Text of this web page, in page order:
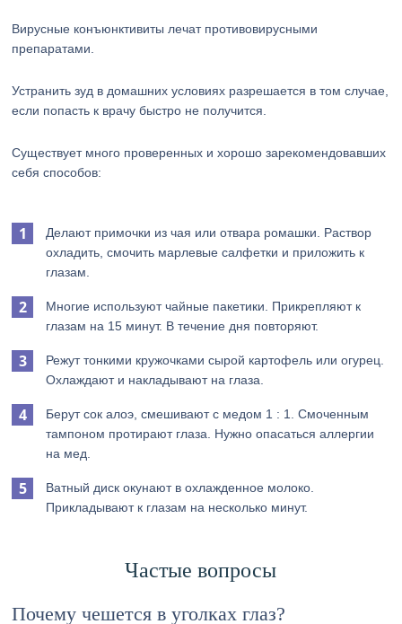
Вирусные конъюнктивиты лечат противовирусными
препаратами.
Устранить зуд в домашних условиях разрешается в том случае,
если попасть к врачу быстро не получится.
Существует много проверенных и хорошо зарекомендовавших
себя способов:
Делают примочки из чая или отвара ромашки. Раствор
охладить, смочить марлевые салфетки и приложить к
глазам.
Многие используют чайные пакетики. Прикрепляют к
глазам на 15 минут. В течение дня повторяют.
Режут тонкими кружочками сырой картофель или огурец.
Охлаждают и накладывают на глаза.
Берут сок алоэ, смешивают с медом 1 : 1. Смоченным
тампоном протирают глаза. Нужно опасаться аллергии
на мед.
Ватный диск окунают в охлажденное молоко.
Прикладывают к глазам на несколько минут.
Частые вопросы
Почему чешется в уголках глаз?